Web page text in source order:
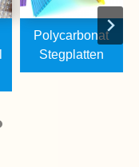
Polycarbonat
Stegplatten